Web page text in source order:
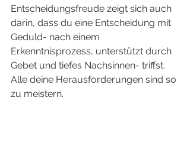
Entscheidungsfreude zeigt sich auch
darin, dass du eine Entscheidung mit
Geduld- nach einem
Erkenntnisprozess, unterstützt durch
Gebet und tiefes Nachsinnen- triffst.
Alle deine Herausforderungen sind so
zu meistern.